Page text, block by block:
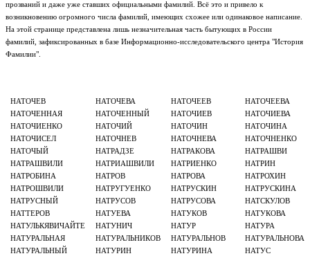
прозваний и даже уже ставших официальными фамилий. Всё это и привело к
возникновению огромного числа фамилий, имеющих схожее или одинаковое написание.
На этой странице представлена лишь незначительная часть бытующих в России
фамилий, зафиксированных в базе Информационно-исследовательского центра "История
Фамилии".
НАТОЧЕВ НАТОЧЕВА НАТОЧЕЕВ
НАТОЧЕЕВА
НАТОЧЕННАЯ
НАТОЧЕННЫЙ НАТОЧИЕВ
НАТОЧИЕВА
НАТОЧИЕНКО
НАТОЧИЙ НАТОЧИН
НАТОЧИНА
НАТОЧИСЕЛ
НАТОЧНЕВ НАТОЧНЕВА
НАТОЧНЕНКО
НАТОЧЫЙ
НАТРАДЗЕ НАТРАКОВА
НАТРАШВИ
НАТРАШВИЛИ
НАТРИАШВИЛИ НАТРИЕНКО
НАТРИН
НАТРОБИНА
НАТРОВ НАТРОВА
НАТРОХИН
НАТРОШВИЛИ
НАТРУГУЕНКО НАТРУСКИН
НАТРУСКИНА
НАТРУСНЫЙ
НАТРУСОВ НАТРУСОВА
НАТСКУЛОВ
НАТТЕРОВ
НАТУЕВА НАТУКОВ
НАТУКОВА
НАТУЛЬКЯВИЧАЙТЕ
НАТУНИЧ НАТУР
НАТУРА
НАТУРАЛЬНАЯ
НАТУРАЛЬНИКОВ НАТУРАЛЬНОВ
НАТУРАЛЬНОВА
НАТУРАЛЬНЫЙ
НАТУРИН НАТУРИНА
НАТУС